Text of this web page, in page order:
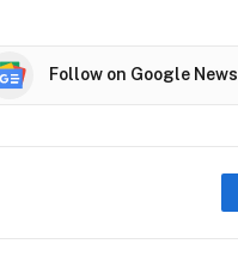
Follow on Google News